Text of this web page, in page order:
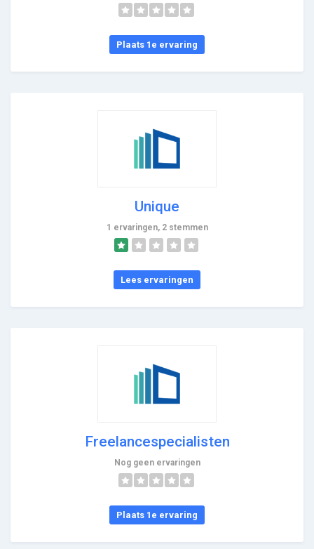
Plaats 1e ervaring
Unique
1 ervaringen, 2 stemmen
Lees ervaringen
Freelancespecialisten
Nog geen ervaringen
Plaats 1e ervaring